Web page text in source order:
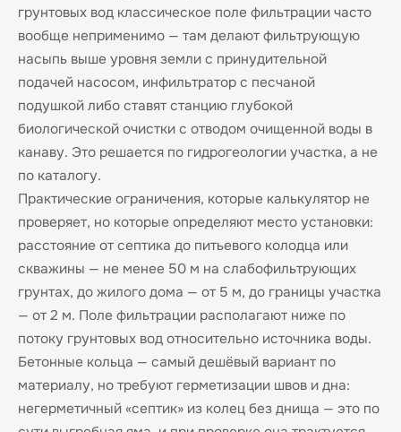
грунтовых вод классическое поле фильтрации часто
вообще неприменимо — там делают фильтрующую
насыпь выше уровня земли с принудительной
подачей насосом, инфильтратор с песчаной
подушкой либо ставят станцию глубокой
биологической очистки с отводом очищенной воды в
канаву. Это решается по гидрогеологии участка, а не
по каталогу.
Практические ограничения, которые калькулятор не
проверяет, но которые определяют место установки:
расстояние от септика до питьевого колодца или
скважины — не менее 50 м на слабофильтрующих
грунтах, до жилого дома — от 5 м, до границы участка
— от 2 м. Поле фильтрации располагают ниже по
потоку грунтовых вод относительно источника воды.
Бетонные кольца — самый дешёвый вариант по
материалу, но требуют герметизации швов и дна:
негерметичный «септик» из колец без днища — это по